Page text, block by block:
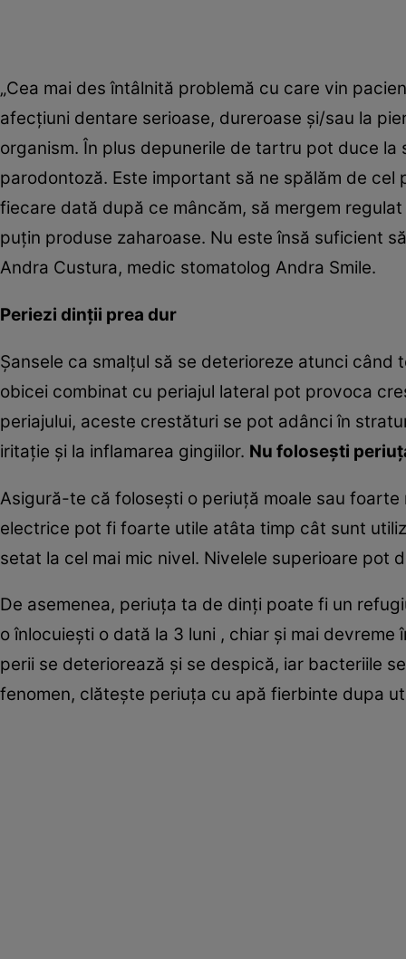
„Cea mai des întâlnită problemă cu care vin
afecţiuni dentare serioase, dureroase şi/sau la
organism. În plus depunerile de tartru pot duce
parodontoză. Este important să ne spălăm de
fiecare dată după ce mâncăm, să mergem
puţin produse zaharoase. Nu este însă suficient
Andra Custura, medic stomatolog Andra Smile.
Periezi dinţii prea dur
Şansele ca smalţul să se deterioreze atunci
obicei combinat cu periajul lateral pot provoca
periajului, aceste crestături se pot adânci în
iritaţie şi la inflamarea gingiilor. Nu foloseşti
Asigură-te că foloseşti o periuţă moale sau
electrice pot fi foarte utile atâta timp cât sunt
setat la cel mai mic nivel. Nivelele superioare pot
De asemenea, periuţa ta de dinţi poate fi un
o înlocuieşti o dată la 3 luni , chiar şi mai
perii se deteriorează şi se despică, iar bacteriile
fenomen, clăteşte periuţa cu apă fierbinte dupa